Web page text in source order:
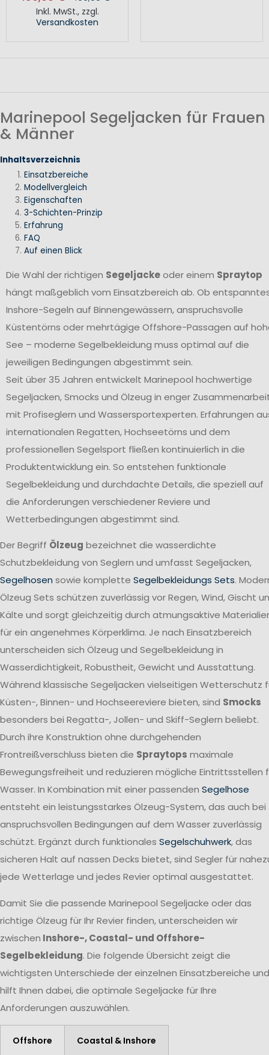
Inkl. MwSt., zzgl.
Versandkosten
Marinepool Segeljacken für Frauen
& Männer
Inhaltsverzeichnis
Einsatzbereiche
Modellvergleich
Eigenschaften
3-Schichten-Prinzip
Erfahrung
FAQ
Auf einen Blick
Die Wahl der richtigen Segeljackeoder einem Spraytop
hängt maßgeblich vom Einsatzbereich ab. Ob
Inshore-Segeln auf Binnengewässern, anspruchsvolle
Küstentörns oder mehrtägige Offshore-Passagen auf
See – moderne Segelbekleidung muss optimal auf die
jeweiligen Bedingungen abgestimmt sein.
Seit über 35 Jahren entwickelt Marinepool hochwertige
Segeljacken, Smocks und Ölzeug in enger
mit Profiseglern und Wassersportexperten. Erfahrungen
internationalen Regatten, Hochseetörns und dem
professionellen Segelsport fließen kontinuierlich in die
Produktentwicklung ein. So entstehen funktionale
Segelbekleidung und durchdachte Details, die speziell auf
die Anforderungen verschiedener Reviere und
Wetterbedingungen abgestimmt sind.
Der Begriff Ölzeug bezeichnet die wasserdichte
Schutzbekleidung von Seglern und umfasst Segeljacken,
Segelhosen sowie komplette Segelbekleidungs Sets.
Ölzeug Sets schützen zuverlässig vor Regen, Wind, Gischt
Kälte und sorgt gleichzeitig durch atmungsaktive
für ein angenehmes Körperklima. Je nach Einsatzbereich
unterscheiden sich Ölzeug und Segelbekleidung in
Wasserdichtigkeit, Robustheit, Gewicht und Ausstattung.
Während klassische Segeljacken vielseitigen Wetterschutz
Küsten-, Binnen- und Hochseereviere bieten, sind Smocks
besonders bei Regatta-, Jollen- und Skiff-Seglern beliebt.
Durch ihre Konstruktion ohne durchgehenden
Frontreißverschluss bieten die Spraytops maximale
Bewegungsfreiheit und reduzieren mögliche Eintrittsstellen
Wasser. In Kombination mit einer passenden Segelhose
entsteht ein leistungsstarkes Ölzeug-System, das auch bei
anspruchsvollen Bedingungen auf dem Wasser zuverlässig
schützt. Ergänzt durch funktionales Segelschuhwerk, das
sicheren Halt auf nassen Decks bietet, sind Segler für
jede Wetterlage und jedes Revier optimal ausgestattet.
Damit Sie die passende Marinepool Segeljacke oder das
richtige Ölzeug für Ihr Revier finden, unterscheiden wir
zwischen Inshore-, Coastal- und Offshore-
Segelbekleidung. Die folgende Übersicht zeigt die
wichtigsten Unterschiede der einzelnen Einsatzbereiche und
hilft Ihnen dabei, die optimale Segeljacke für Ihre
Anforderungen auszuwählen.
Offshore Coastal & Inshore